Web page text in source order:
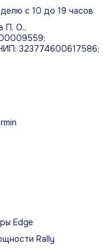
с 10 до 19 часов
П. О.,
323774600617586;
Edge
Rally